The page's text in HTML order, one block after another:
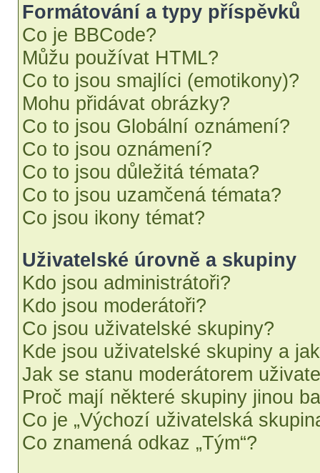
Formátování a typy příspěvků
Co je BBCode?
Můžu používat HTML?
Co to jsou smajlíci (emotikony)?
Mohu přidávat obrázky?
Co to jsou Globální oznámení?
Co to jsou oznámení?
Co to jsou důležitá témata?
Co to jsou uzamčená témata?
Co jsou ikony témat?
Uživatelské úrovně a skupiny
Kdo jsou administrátoři?
Kdo jsou moderátoři?
Co jsou uživatelské skupiny?
Kde jsou uživatelské skupiny a
Jak se stanu moderátorem
Proč mají některé skupiny jinou
Co je „Výchozí uživatelská
Co znamená odkaz „Tým“?